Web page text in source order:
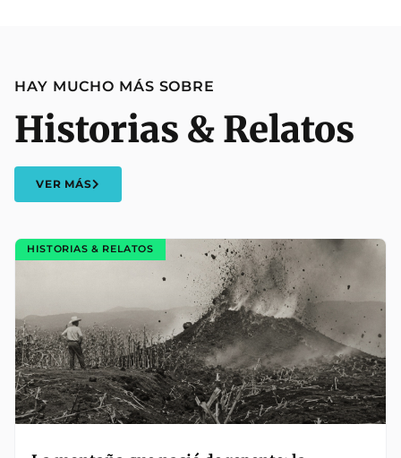
HAY MUCHO MÁS SOBRE
Historias & Relatos
VER MÁS
HISTORIAS & RELATOS